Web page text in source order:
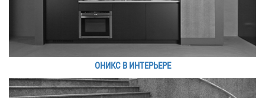
ОНИКС В ИНТЕРЬЕРЕ